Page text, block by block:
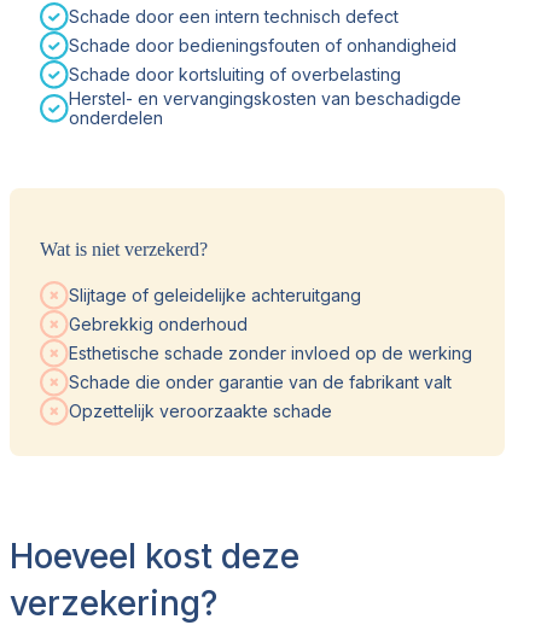
Schade door een intern technisch defect
Schade door bedieningsfouten of onhandigheid
Schade door kortsluiting of overbelasting
Herstel- en vervangingskosten van beschadigde
onderdelen
Wat is niet verzekerd?
Slijtage of geleidelijke achteruitgang
Gebrekkig onderhoud
Esthetische schade zonder invloed op de werking
Schade die onder garantie van de fabrikant valt
Opzettelijk veroorzaakte schade
Hoeveel kost deze
verzekering?